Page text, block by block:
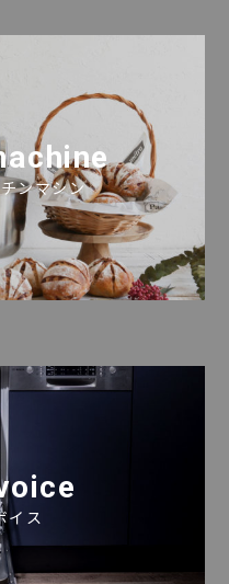
ンマシン
イス